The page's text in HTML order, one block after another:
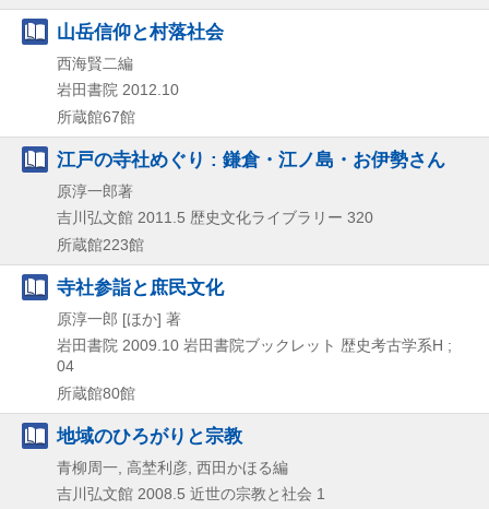
山岳信仰と村落社会
西海賢二編
岩田書院 2012.10
所蔵館67館
江戸の寺社めぐり : 鎌倉・江ノ島・お伊勢さん
原淳一郎著
吉川弘文館 2011.5 歴史文化ライブラリー 320
所蔵館223館
寺社参詣と庶民文化
原淳一郎 [ほか] 著
岩田書院 2009.10 岩田書院ブックレット 歴史考古学系H ;
04
所蔵館80館
地域のひろがりと宗教
青柳周一, 高埜利彦, 西田かほる編
吉川弘文館 2008.5 近世の宗教と社会 1